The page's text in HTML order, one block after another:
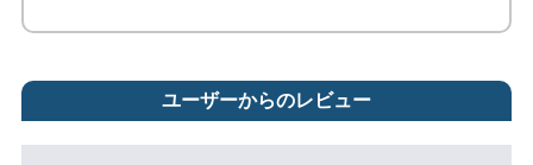
ユーザーからのレビュー